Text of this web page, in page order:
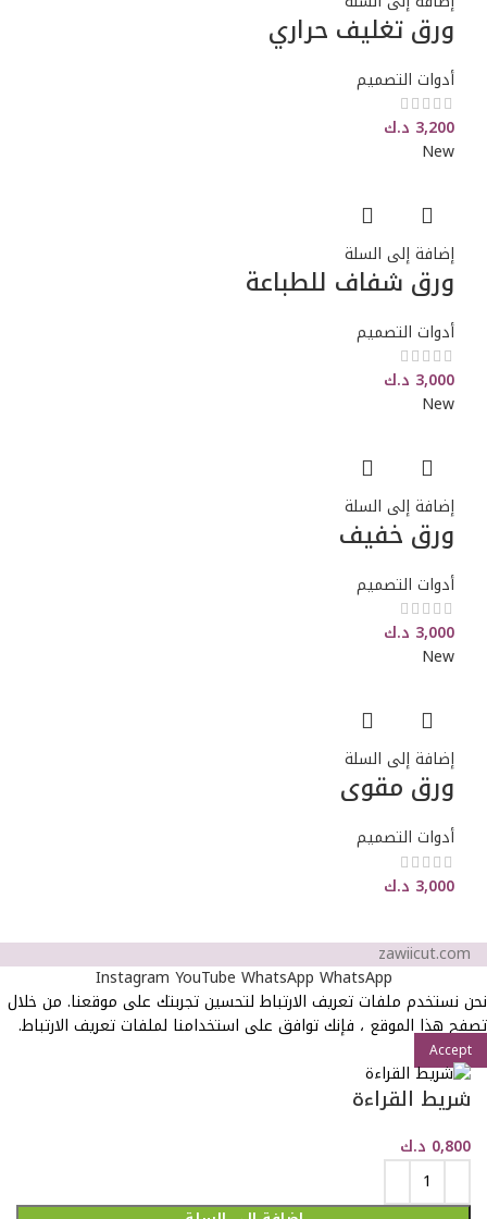
ورق تغليف حراري
أدوات التصميم
3,200 د.ك
New
إضافة إلى السلة
ورق شفاف للطباعة
أدوات التصميم
3,000 د.ك
New
إضافة إلى السلة
ورق خفيف
أدوات التصميم
3,000 د.ك
New
إضافة إلى السلة
ورق مقوى
أدوات التصميم
3,000 د.ك
zawiicut.com
Instagram YouTube WhatsApp WhatsApp
نحن نستخدم ملفات تعريف الارتباط لتحسين تجربتك على موقعنا. من خلال
تصفح هذا الموقع ، فإنك توافق على استخدامنا لملفات تعريف الارتباط.
Accept
شريط القراءة
0,800 د.ك